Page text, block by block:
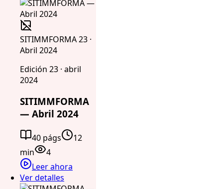
SITIMMFORMA 23 ·
Abril 2024
Edición 23 · abril
2024
SITIMMFORMA
— Abril 2024
40 págs
12
min
4
Leer ahora
Ver detalles